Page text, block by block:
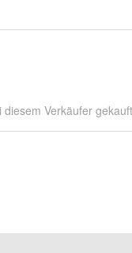
Verkäufer